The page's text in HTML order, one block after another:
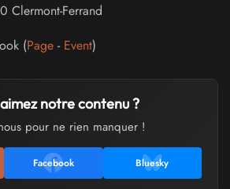
Clermont-Ferrand
(Page - Event)
notre contenu ?
pour ne rien manquer !
Facebook Bluesky